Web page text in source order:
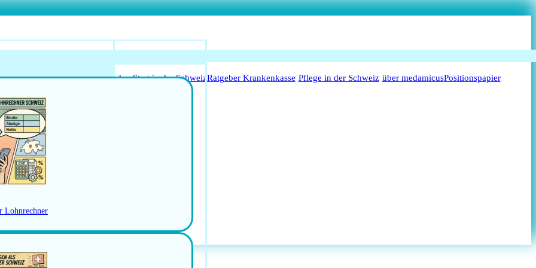
Anerkennung für ÄrzteLeitfaden Start in der SchweizRatgeber Krankenkasse Pflege in der Schweiz über medamicusPositionspapier
Arbeitsbedingungen
Jobs in der Ostschweiz
Lohnrechner